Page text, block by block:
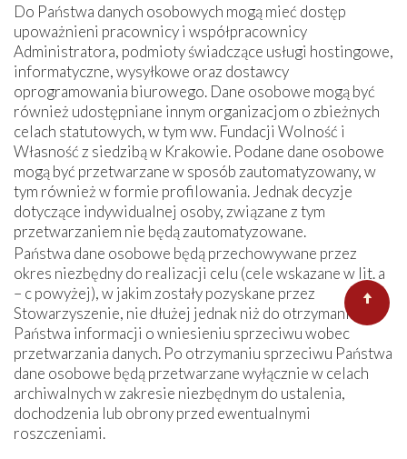
Do Państwa danych osobowych mogą mieć dostęp
upoważnieni pracownicy i współpracownicy
Administratora, podmioty świadczące usługi hostingowe,
informatyczne, wysyłkowe oraz dostawcy
oprogramowania biurowego. Dane osobowe mogą być
również udostępniane innym organizacjom o zbieżnych
celach statutowych, w tym ww. Fundacji Wolność i
Własność z siedzibą w Krakowie. Podane dane osobowe
mogą być przetwarzane w sposób zautomatyzowany, w
tym również w formie profilowania. Jednak decyzje
dotyczące indywidualnej osoby, związane z tym
przetwarzaniem nie będą zautomatyzowane.
Państwa dane osobowe będą przechowywane przez
okres niezbędny do realizacji celu (cele wskazane w lit. a
– c powyżej), w jakim zostały pozyskane przez
Stowarzyszenie, nie dłużej jednak niż do otrzymania od
Państwa informacji o wniesieniu sprzeciwu wobec
przetwarzania danych. Po otrzymaniu sprzeciwu Państwa
dane osobowe będą przetwarzane wyłącznie w celach
archiwalnych w zakresie niezbędnym do ustalenia,
dochodzenia lub obrony przed ewentualnymi
roszczeniami.